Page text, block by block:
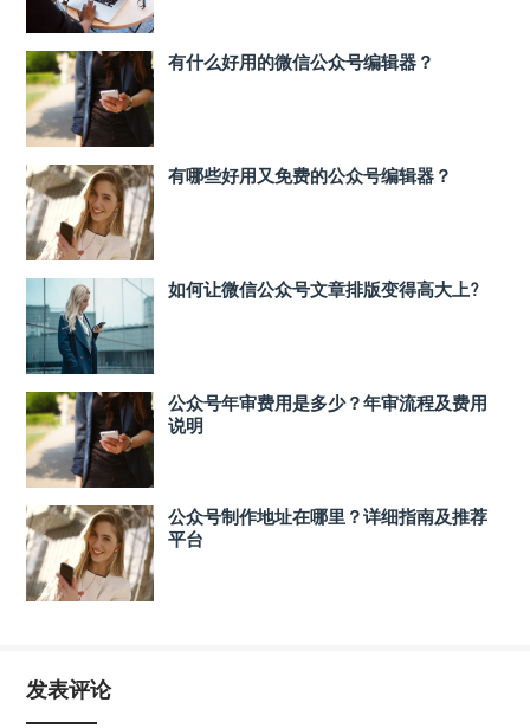
有什么好用的微信公众号编辑器？
有哪些好用又免费的公众号编辑器？
如何让微信公众号文章排版变得高大上?
公众号年审费用是多少？年审流程及费用
说明
公众号制作地址在哪里？详细指南及推荐
平台
发表评论